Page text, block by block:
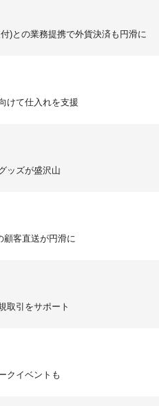
)との業務提携で外貨決済も円滑に
けて仕入れを支援
ッズが盛沢山
客直送が円滑に
取引をサポート
クイベントも